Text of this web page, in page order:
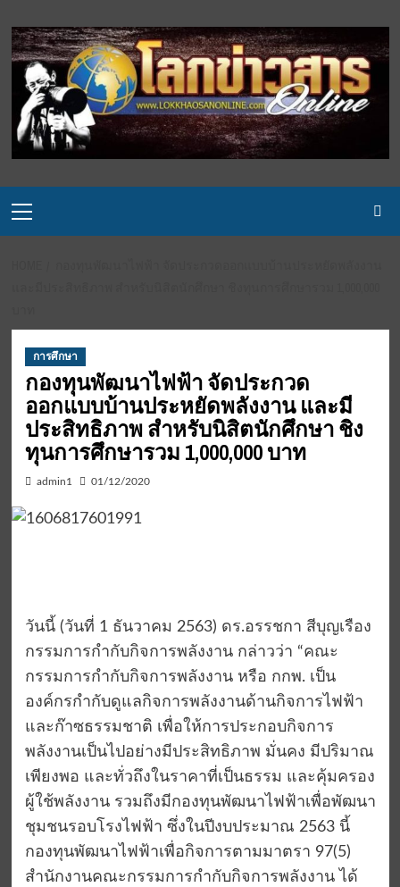
to
content
Menu
การศึกษา
กองทุนพัฒนาไฟฟ้า จัดประกวด
ออกแบบบ้านประหยัดพลังงาน และมี
ประสิทธิภาพ สำหรับนิสิตนักศึกษา ชิง
ทุนการศึกษารวม 1,000,000 บาท
admin1 01/12/2020
วันนี้ (วันที่ 1 ธันวาคม 2563) ดร.อรรชกา สีบุญเรือง
กรรมการกำกับกิจการพลังงาน กล่าวว่า “คณะ
กรรมการกำกับกิจการพลังงาน หรือ กกพ. เป็น
องค์กรกำกับดูแลกิจการพลังงานด้านกิจการไฟฟ้า
และก๊าซธรรมชาติ เพื่อให้การประกอบกิจการ
พลังงานเป็นไปอย่างมีประสิทธิภาพ มั่นคง มีปริมาณ
เพียงพอ และทั่วถึงในราคาที่เป็นธรรม และคุ้มครอง
ผู้ใช้พลังงาน รวมถึงมีกองทุนพัฒนาไฟฟ้าเพื่อพัฒนา
ชุมชนรอบโรงไฟฟ้า ซึ่งในปีงบประมาณ 2563 นี้
กองทุนพัฒนาไฟฟ้าเพื่อกิจการตามมาตรา 97(5)
สำนักงานคณะกรรมการกำกับกิจการพลังงาน ได้